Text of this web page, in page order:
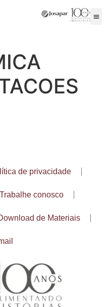
de privacidade
Trabalhe conosco
de Materiais